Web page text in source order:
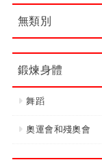
無類別
鍛煉身體
舞蹈
奧運會和殘奧會